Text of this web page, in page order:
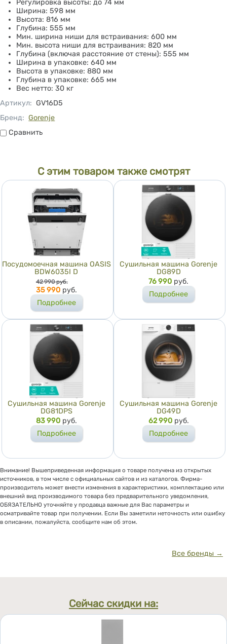
Регулировка высоты: до 74 мм
Ширина: 598 мм
Высота: 816 мм
Глубина: 555 мм
Мин. ширина ниши для встраивания: 600 мм
Мин. высота ниши для встраивания: 820 мм
Глубина (включая расстояние от стены): 555 мм
Ширина в упаковке: 640 мм
Высота в упаковке: 880 мм
Глубина в упаковке: 665 мм
Вес нетто: 30 кг
Артикул: GV16D5
Бренд: Gorenje
СравнитьСравнить
С этим товаром также смотрят
Посудомоечная машина OASIS
BDW6035I D
Цена
42 990 руб.
35 990 руб.
Подробнее
Сушильная машина Gorenje
DG89D
Цена
76 990 руб.
Подробнее
Сушильная машина Gorenje
DG81DPS
Цена
83 990 руб.
Подробнее
Сушильная машина Gorenje
DG49D
Цена
62 990 руб.
Подробнее
Внимание! Вышеприведенная информация о товаре получена из открытых
источников, в том числе с официальных сайтов и из каталогов. Фирма-
производитель может внести изменения в характеристики, комплектацию или
внешний вид производимого товара без предварительного уведомления,
ОБЯЗАТЕЛЬНО уточняйте у продавца важные для Вас параметры и
осматривайте товар при получении. Если Вы заметили неточность или ошибку
в описании, пожалуйста, сообщите нам об этом.
Все бренды →
Сейчас скидки на: